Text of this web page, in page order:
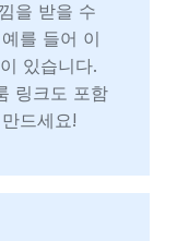
을 받을 수
를 들어 이
있습니다.
링크도 포함
드세요!